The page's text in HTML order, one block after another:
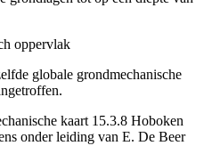
oppervlak
globale grondmechanische
kaart 15.3.8 Hoboken
onder leiding van E. De Beer